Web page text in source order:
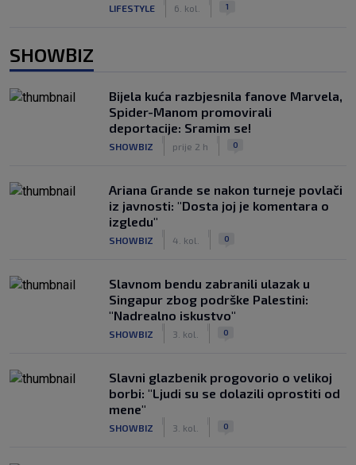
LIFESTYLE 6. kol. 1
SHOWBIZ
Bijela kuća razbjesnila fanove Marvela,
Spider-Manom promovirali
deportacije: Sramim se!
SHOWBIZ prije 2 h 0
Ariana Grande se nakon turneje povlači
iz javnosti: "Dosta joj je komentara o
izgledu"
SHOWBIZ 4. kol. 0
Slavnom bendu zabranili ulazak u
Singapur zbog podrške Palestini:
"Nadrealno iskustvo"
SHOWBIZ 3. kol. 0
Slavni glazbenik progovorio o velikoj
borbi: "Ljudi su se dolazili oprostiti od
mene"
SHOWBIZ 3. kol. 0